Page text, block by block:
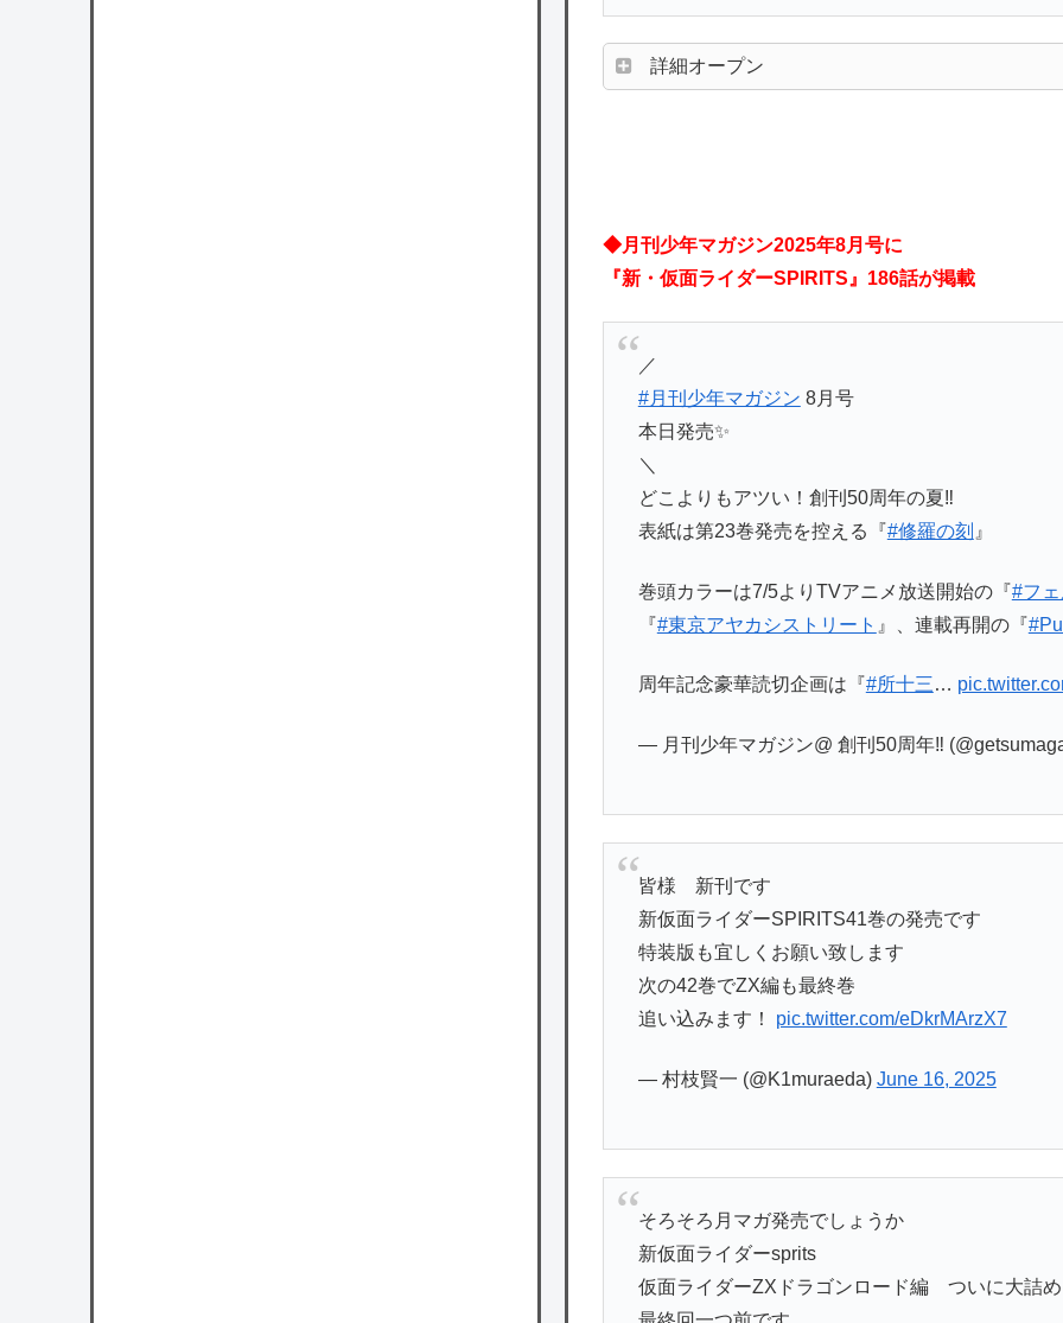
詳細オープン
◆月刊少年マガジン2025年8月号に
『新・仮面ライダーSPIRITS』186話が掲載
／
#月刊少年マガジン 8月号
本日発売✨
＼
どこよりもアツい！創刊50周年の夏‼️
表紙は第23巻発売を控える『 #修羅の刻 』
巻頭カラーは7/5よりTVアニメ放送開始の『#フ
『#東京アヤカシストリート 』、連載再開の『
周年記念豪華読切企画は『#所十三…
— 月刊少年マガジン@ 創刊50周年‼︎
皆様 新刊です
新仮面ライダーSPIRITS41巻の発売です
特装版も宜しくお願い致します
次の42巻でZX編も最終巻
追い込みます！ pic.twitter.com/eDkrMArzX7
— 村枝賢一 (@K1muraeda) June 16, 2025
そろそろ月マガ発売でしょうか
新仮面ライダーsprits
仮面ライダーZXドラゴンロード編 ついに大詰め